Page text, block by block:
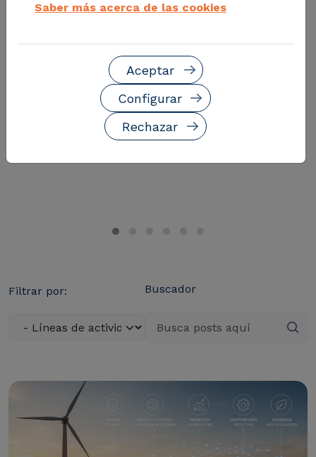
Filtrar por: Buscador
Saber más acerca de las cookies
Rechazar
Configurar
Aceptar